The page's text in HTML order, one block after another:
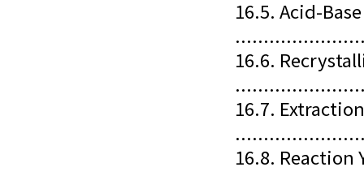
16.5. Acid-
16.6.
16.7. Extraction
16.8. Reaction